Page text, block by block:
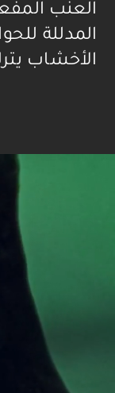
العنب
المدللة
الأخشاب